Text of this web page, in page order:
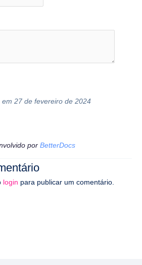
em 27 de fevereiro de 2024
por BetterDocs
login para publicar um comentário.